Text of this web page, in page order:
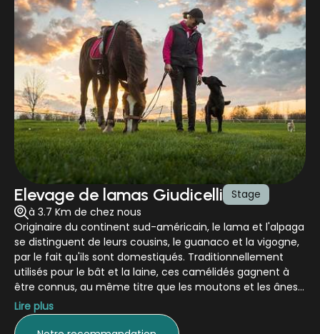
Elevage de lamas Giudicelli
Stage
à 3.7 Km de chez nous
Originaire du continent sud-américain, le lama et l'alpaga
se distinguent de leurs cousins, le guanaco et la vigogne,
par le fait qu'ils sont domestiqués. Traditionnellement
utilisés pour le bât et la laine, ces camélidés gagnent à
être connus, au même titre que les moutons et les ânes.
Christiane Giudicelli a réalisé son rêve en 1988 en créant
son propre élevage dans la campagne bourguignonne et
Lire plus